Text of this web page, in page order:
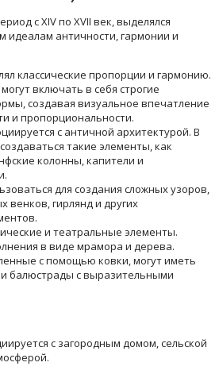
с XIV по XVII век, выделялся
идеалам античности, гармонии и
классические пропорции и гармонию.
включать в себя строгие
создавая визуальное впечатление
и пропорциональности.
с античной архитектурой. В
такие элементы, как
колонны, капители и
для создания сложных узоров,
венков, гирлянд и других
и театральные элементы.
в виде мрамора и дерева.
с помощью ковки, могут иметь
балюстрады с выразительными
с загородным домом, сельской